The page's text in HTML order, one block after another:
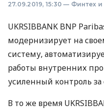
27.09.2019, 15:30 — Финтех и
UKRSIBBANK BNP
модернизирует на
систему,
работы внутренних
усиленный контроль
В то же время